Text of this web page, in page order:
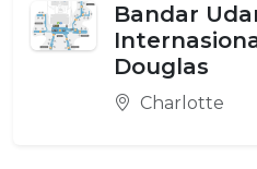
Bandar
Douglas
Charlotte